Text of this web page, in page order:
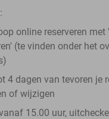
online reserveren met
(te vinden onder het
)
4 dagen van tevoren je
of wijzigen
15.00 uur,